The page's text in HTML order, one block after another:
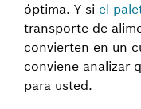
óptima. Y si el
transporte de
convierten en un
conviene analizar
para usted.